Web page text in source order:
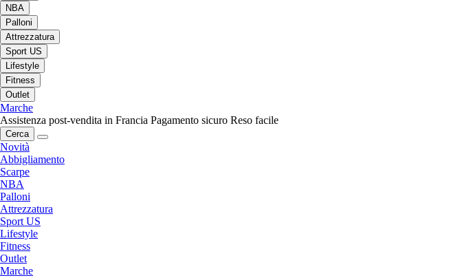
NBA
Palloni
Attrezzatura
Sport US
Lifestyle
Fitness
Outlet
Marche
Assistenza post-vendita in Francia Pagamento sicuro Reso facile
Cerca
Novità
Abbigliamento
Scarpe
NBA
Palloni
Attrezzatura
Sport US
Lifestyle
Fitness
Outlet
Marche